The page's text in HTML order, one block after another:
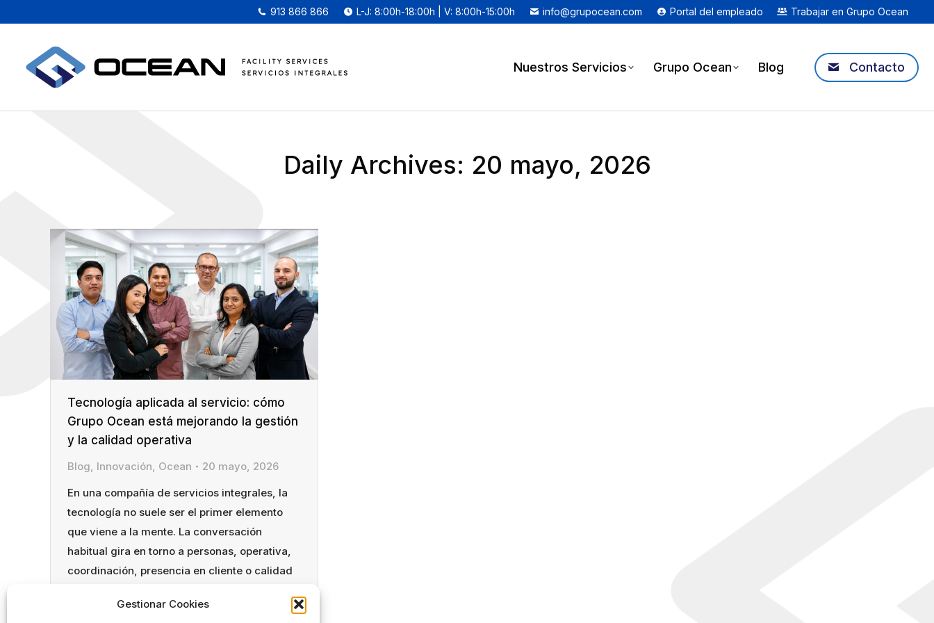
Gestionar Cookies
913 866 866 L-J: 8:00h-18:00h | V: 8:00h-15:00h info@grupocean.com Portal del empleado Trabajar en Grupo Ocean
Nuestros Servicios Grupo Ocean Blog Contacto
Daily Archives: 20 mayo, 2026
Tecnología aplicada al servicio: cómo
Grupo Ocean está mejorando la gestión
y la calidad operativa
Blog, Innovación, Ocean
20 mayo, 2026
En una compañía de servicios integrales, la
tecnología no suele ser el primer elemento
que viene a la mente. La conversación
habitual gira en torno a personas, operativa,
coordinación, presencia en cliente o calidad
hemos asumido una convicción clara: la